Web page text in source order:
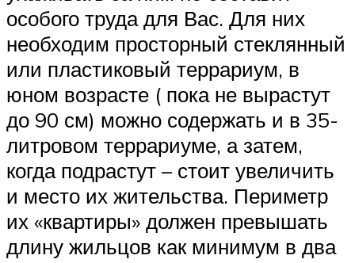
особого труда для Вас. Для них
необходим просторный стеклянный
или пластиковый террариум, в
юном возрасте ( пока не вырастут
до 90 см) можно содержать и в 35-
литровом террариуме, а затем,
когда подрастут – стоит увеличить
и место их жительства. Периметр
их «квартиры» должен превышать
длину жильцов как минимум в два